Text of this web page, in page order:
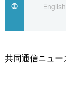
English
共同通信ニュー